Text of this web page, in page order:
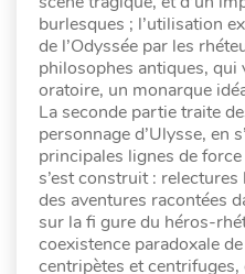
burlesques ; l’utilisation
de l’Odyssée par les
philosophes antiques,
oratoire, un monarque
La seconde partie traite
personnage d’Ulysse, en
principales lignes de
s’est construit :
des aventures racontées
sur la fi gure du héros-
coexistence paradoxale
centripètes et